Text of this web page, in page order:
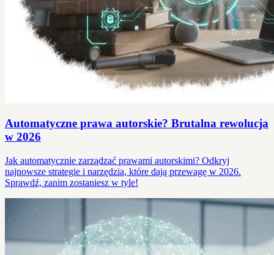
Automatyczne prawa autorskie? Brutalna rewolucja
w 2026
Jak automatycznie zarządzać prawami autorskimi? Odkryj
najnowsze strategie i narzędzia, które dają przewagę w 2026.
Sprawdź, zanim zostaniesz w tyle!